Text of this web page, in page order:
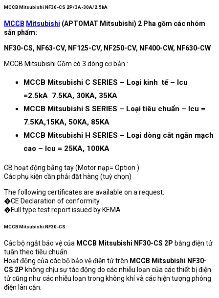
MCCB Mitsubishi NF30-CS 2P/3A-30A/2.5kA
MCCB Mitsubishi (APTOMAT Mitsubishi) 2 Pha gồm các nhóm
sản phẩm:
NF30-CS, NF63-CV, NF125-CV, NF250-CV, NF400-CW, NF630-CW
MCCB Mitsubishi Gồm có 3 dòng cơ bản :
MCCB Mitsubishi C SERIES – Loại kinh tế – Icu
=2.5kA 7.5KA, 30KA, 35KA
MCCB Mitsubishi S SERIES – Loại tiêu chuẩn – Icu =
7.5KA,15KA, 50KA, 85KA
MCCB Mitsubishi H SERIES – Loại dòng cắt ngắn mạch
cao – Icu = 25KA, 100KA
CB hoạt động bằng tay (Motor nạp= Option )
Các phụ kiện cần phải đặt hàng (tuỳ chọn)
The following certificates are available on a request.
�CE Declaration of conformity
�Full type test report issued by KEMA
MCCB Mitsubishi NF30-CS
Các bộ ngắt bảo vệ của MCCB Mitsubishi NF30-CS 2P bằng điện tử
tuân theo tiêu chuẩn
Hoạt động của các bộ bảo vệ điện tử trên MCCB Mitsubishi NF30-
CS 2P không chịu sự tác động do các nhiễu loạn của các thiết bị điện
tử cũng như các nhiễu loạn trong không khí và các hiện tượng phóng
điện lân cận.